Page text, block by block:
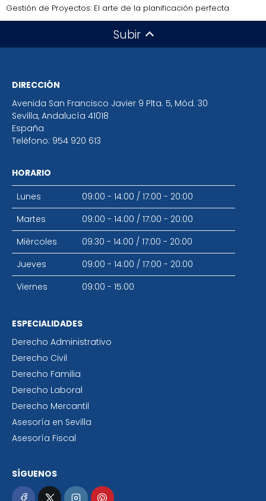
Gestión de Proyectos: El arte de la planificación perfecta
Subir
DIRECCIÓN
Avenida San Francisco Javier 9 Plta. 5, Mód. 30
Sevilla, Andalucía 41018
España
Teléfono: 954 920 613
HORARIO
Lunes
09:00 - 14:00 / 17:00 - 20:00
Martes
09:00 - 14:00 / 17:00 - 20:00
Miércoles
09:30 - 14:00 / 17:00 - 20:00
Jueves
09:00 - 14:00 / 17:00 - 20:00
Viernes
09:00 - 15:00
ESPECIALIDADES
Derecho Administrativo
Derecho Civil
Derecho Familia
Derecho Laboral
Derecho Mercantil
Asesoría en Sevilla
Asesoría Fiscal
SÍGUENOS